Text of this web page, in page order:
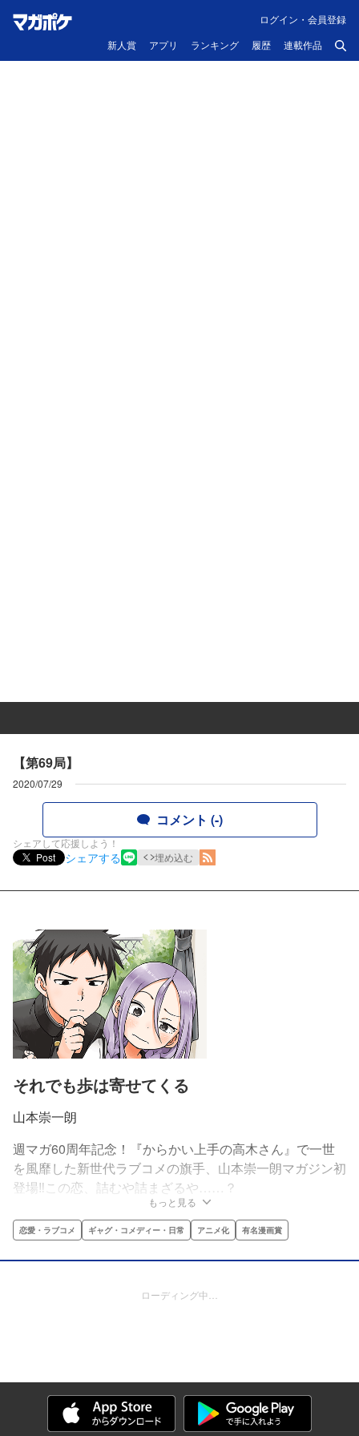
新人賞 アプリ ランキング 履歴 連載作品
ログイン・会員登録
【第69局】
2020/07/29
コメント (-)
シェアして応援しよう！
Post
シェアする 埋め込む
それでも歩は寄せてくる
山本崇一朗
週マガ60周年記念！『からかい上手の高木さん』で一世
を風靡した新世代ラブコメの旗手、山本崇一朗マガジン初
登場‼この恋、詰むや詰まざるや……？
もっと見る
恋愛・ラブコメ ギャグ・コメディー・日常 アニメ化 有名漫画賞
ローディング中…